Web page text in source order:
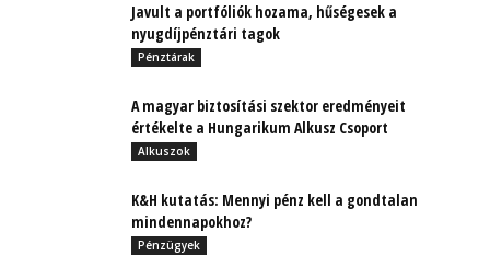
Javult a portfóliók hozama, hűségesek a
nyugdíjpénztári tagok
Pénztárak
A magyar biztosítási szektor eredményeit
értékelte a Hungarikum Alkusz Csoport
Alkuszok
K&H kutatás: Mennyi pénz kell a gondtalan
mindennapokhoz?
Pénzügyek